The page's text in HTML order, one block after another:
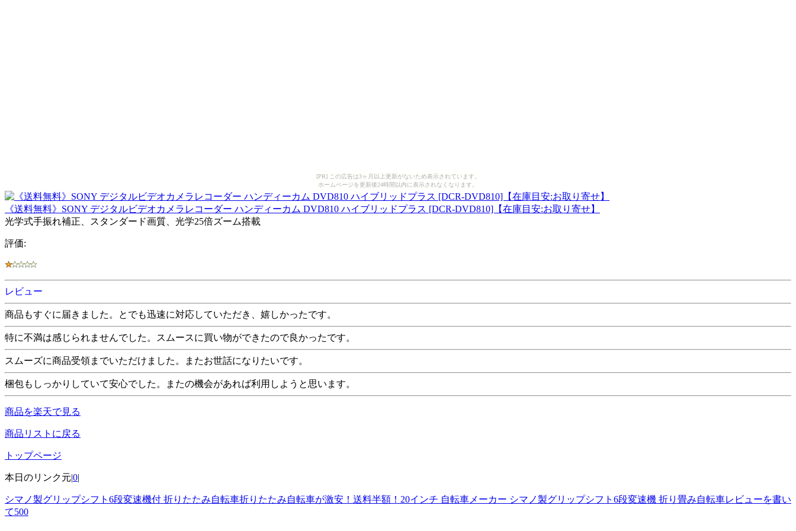
[PR] この広告は3ヶ月以上更新がないため表示されています。
ホームページを更新後24時間以内に表示されなくなります。
《送料無料》SONY デジタルビデオカメラレコーダー ハンディーカム DVD810 ハイブリッドプラス [DCR-DVD810]【在庫目安:お取り寄せ】
光学式手振れ補正、スタンダード画質、光学25倍ズーム搭載
評価:
レビュー
商品もすぐに届きました。とでも迅速に対応していただき、嬉しかったです。
特に不満は感じられませんでした。スムースに買い物ができたので良かったです。
スムーズに商品受領までいただけました。またお世話になりたいです。
梱包もしっかりしていて安心でした。またの機会があれば利用しようと思います。
商品を楽天で見る
商品リストに戻る
トップページ
本日のリンク元|0|
シマノ製グリップシフト6段変速機付 折りたたみ自転車折りたたみ自転車が激安！送料半額！20インチ 自転車メーカー シマノ製グリップシフト6段変速機 折り畳み自転車レビューを書い
て500